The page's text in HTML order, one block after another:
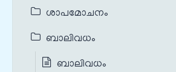
ശാപമോചനം
ബാലിവധം
ബാലിവധം